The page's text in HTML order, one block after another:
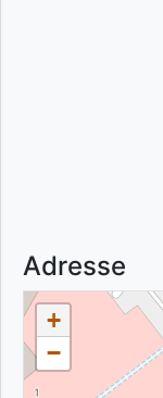
Adresse
+
−